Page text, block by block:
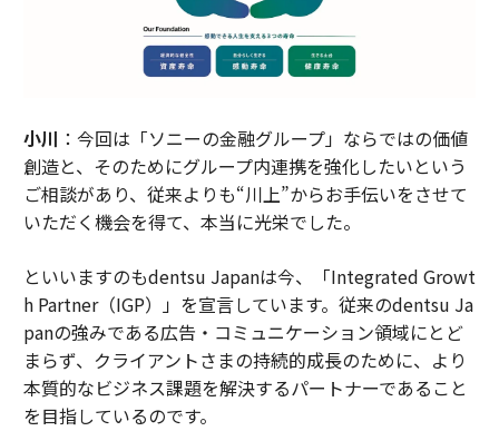
小川 ：今回は「ソニーの金融グループ」ならではの価値
創造と、そのためにグループ内連携を強化したいという
ご相談があり、従来よりも“川上”からお手伝いをさせて
いただく機会を得て、本当に光栄でした。
といいますのもdentsu Japanは今、「Integrated Growt
h Partner（IGP）」を宣言しています。従来のdentsu Ja
panの強みである広告・コミュニケーション領域にとど
まらず、クライアントさまの持続的成長のために、より
本質的なビジネス課題を解決するパートナーであること
を目指しているのです。